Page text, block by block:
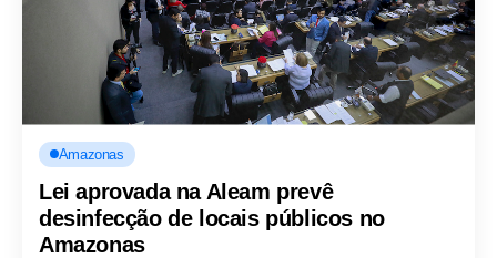
Amazonas
Lei aprovada na Aleam prevê
desinfecção de locais públicos no
Amazonas